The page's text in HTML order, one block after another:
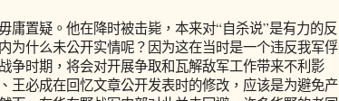
置疑。他在降时被击毙，本来对“自杀说”是有力的反
为什么未公开实情呢？因为这在当时是一个违反我军俘
争时期，将会对开展争取和瓦解敌军工作带来不利影
王必成在回忆文章公开发表时的修改，应该是为避免产